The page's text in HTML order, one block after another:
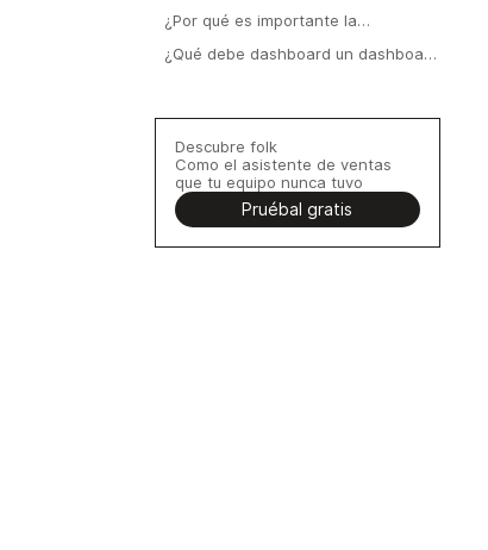
elegir el CRM adecuado?
¿Por qué es importante la
automatización de ventas en un
CRM?
¿Qué debe dashboard un dashboard
Descubre folk
Como el asistente de ventas
que tu equipo nunca tuvo
Pruébal gratis